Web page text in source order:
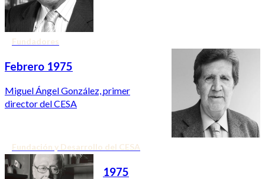
Fundadores
Febrero 1975
Miguel Ángel González, primer
director del CESA
Fundación y Desarrollo del CESA
1975